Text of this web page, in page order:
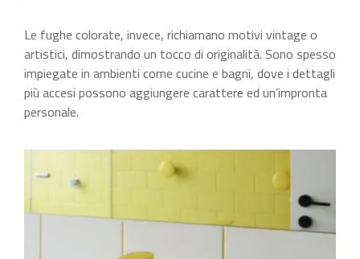
Le fughe colorate, invece, richiamano motivi vintage o
artistici, dimostrando un tocco di originalità. Sono spesso
impiegate in ambienti come cucine e bagni, dove i dettagli
più accesi possono aggiungere carattere ed un’impronta
personale.